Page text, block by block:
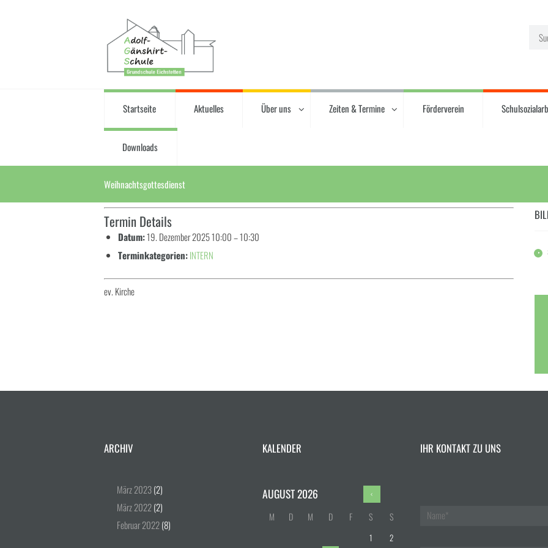
Startseite Aktuelles Über uns Zeiten & Termine Förderverein
Downloads
Weihnachtsgottesdienst
Termin Details
Datum:19. Dezember 2025 10:00–10:30
Terminkategorien: INTERN
ev. Kirche
ARCHIV
März2023(2)
März2022(2)
Februar2022(8)
KALENDER
AUGUST2026
M D M D F S S
1
2
IHR KONTAKT ZU UNS